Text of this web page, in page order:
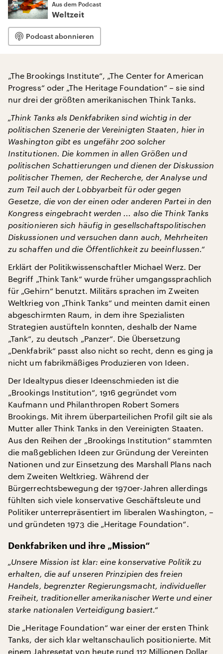
Aus dem Podcast
Weltzeit
Podcast abonnieren
„The Brookings Institute“, „The Center for American
Progress“ oder „The Heritage Foundation“ – sie sind
nur drei der größten amerikanischen Think Tanks.
„Think Tanks als Denkfabriken sind wichtig in der
politischen Szenerie der Vereinigten Staaten, hier in
Washington gibt es ungefähr 200 solcher
Institutionen. Die kommen in allen Größen und
politischen Schattierungen und dienen der Diskussion
politischer Themen, der Recherche, der Analyse und
zum Teil auch der Lobbyarbeit für oder gegen
Gesetze, die von der einen oder anderen Partei in den
Kongress eingebracht werden ... also die Think Tanks
positionieren sich häufig in gesellschaftspolitischen
Diskussionen und versuchen dann auch, Mehrheiten
zu schaffen und die Öffentlichkeit zu beeinflussen.“
Erklärt der Politikwissenschaftler Michael Werz. Der
Begriff „Think Tank“ wurde früher umgangssprachlich
für „Gehirn“ benutzt. Militärs sprachen im Zweiten
Weltkrieg von „Think Tanks“ und meinten damit einen
abgeschirmten Raum, in dem ihre Spezialisten
Strategien austüfteln konnten, deshalb der Name
„Tank“, zu deutsch „Panzer“. Die Übersetzung
„Denkfabrik“ passt also nicht so recht, denn es ging ja
nicht um fabrikmäßiges Produzieren von Ideen.
Der Idealtypus dieser Ideenschmieden ist die
„Brookings Institution“, 1916 gegründet vom
Kaufmann und Philanthropen Robert Somers
Brookings. Mit ihrem überparteilichen Profil gilt sie als
Mutter aller Think Tanks in den Vereinigten Staaten.
Aus den Reihen der „Brookings Institution“ stammten
die maßgeblichen Ideen zur Gründung der Vereinten
Nationen und zur Einsetzung des Marshall Plans nach
dem Zweiten Weltkrieg. Während der
Bürgerrechtsbewegung der 1970er-Jahren allerdings
fühlten sich viele konservative Geschäftsleute und
Politiker unterrepräsentiert im liberalen Washington, –
und gründeten 1973 die „Heritage Foundation“.
Denkfabriken und ihre „Mission“
„Unsere Mission ist klar: eine konservative Politik zu
erhalten, die auf unseren Prinzipien des freien
Handels, begrenzter Regierungsmacht, individueller
Freiheit, traditioneller amerikanischer Werte und einer
starke nationalen Verteidigung basiert.“
Die „Heritage Foundation“ war einer der ersten Think
Tanks, der sich klar weltanschaulich positionierte. Mit
einem Jahresetat von heute rund 112 Millionen Dollar